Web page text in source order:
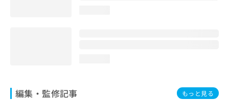
編集・監修記事 もっと見る